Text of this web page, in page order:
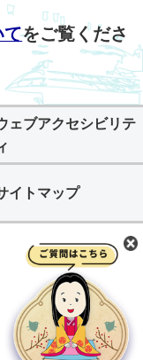
てをご覧くださ
ェブアクセシビリテ
イトマップ